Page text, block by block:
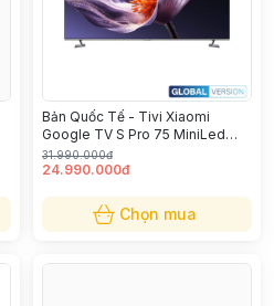
Bản Quốc Tế - Tivi Xiaomi
Google TV S Pro 75 MiniLed
L75MB-SSEA
31.990.000đ
24.990.000đ
Chọn mua